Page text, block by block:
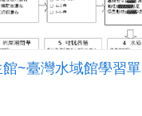
~臺灣水域館學習單